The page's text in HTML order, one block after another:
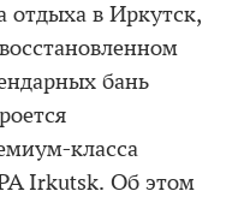
отдыха в Иркутск,
бань
класса
Irkutsk. Об этом